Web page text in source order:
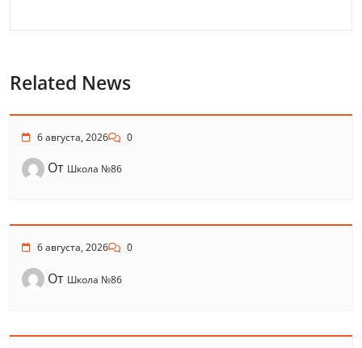
Related News
6 августа, 2026 0
От Школа №86
6 августа, 2026 0
От Школа №86